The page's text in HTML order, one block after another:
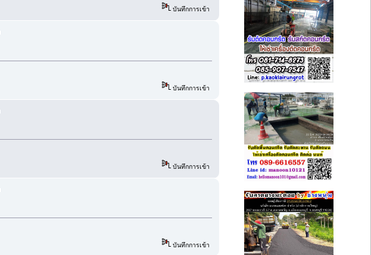
บันทึกการเข้า
บันทึกการเข้า
บันทึกการเข้า
บันทึกการเข้า